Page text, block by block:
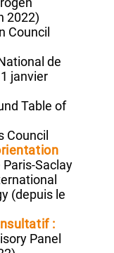
*
2022)
Council
de
janvier
Table of
Council
Saclay
(depuis le